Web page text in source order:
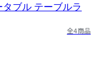
全4商品